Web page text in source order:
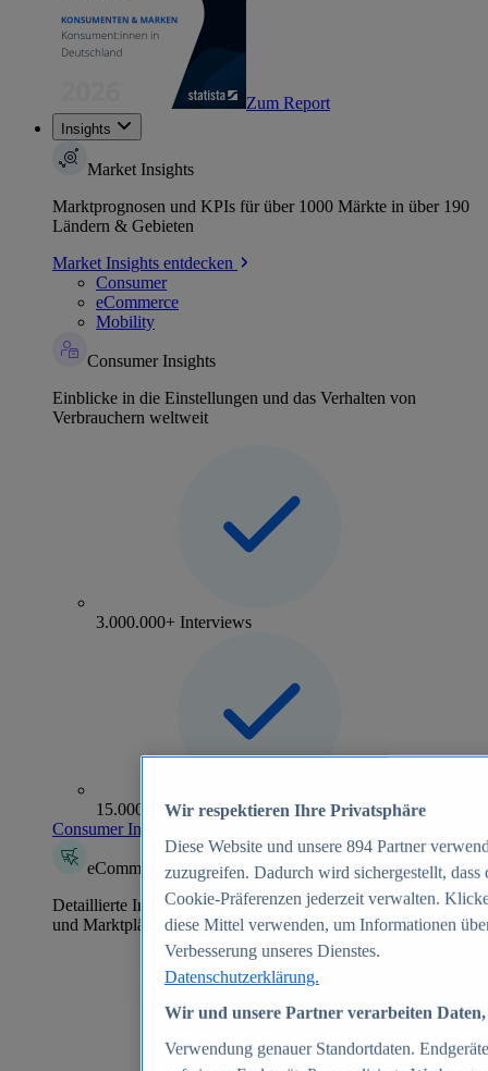
Zum Report
Insights
Market Insights
Marktprognosen und KPIs für über 1000 Märkte in über 190
Ländern & Gebieten
Market Insights entdecken
Consumer
eCommerce
Mobility
Consumer Insights
Einblicke in die Einstellungen und das Verhalten von
Verbrauchern weltweit
3.000.000+ Interviews
15.000+ Marken
Consumer Insights entdecken
eCommerce Insights
Detaillierte Informationen zu mehr als 39.000 Online-Shops
und Marktplätzen
Wir respektieren Ihre Privatsphäre
Diese Website und unsere 894 Partner
zuzugreifen. Dadurch wird sichergestellt,
Cookie-Präferenzen jederzeit verwalten.
diese Mittel verwenden, um Informationen
Verbesserung unseres Dienstes.
Datenschutzerklärung.
Wir und unsere Partner verarbeiten
Verwendung genauer Standortdaten.